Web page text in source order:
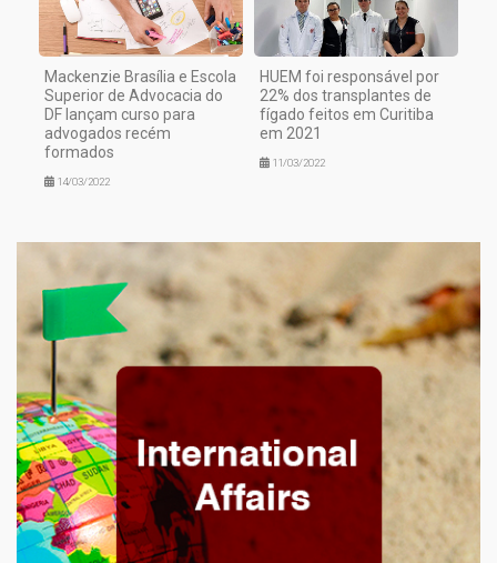
Mackenzie Brasília e Escola
Superior de Advocacia do
DF lançam curso para
advogados recém
formados
14/03/2022
HUEM foi responsável por
22% dos transplantes de
fígado feitos em Curitiba
em 2021
11/03/2022